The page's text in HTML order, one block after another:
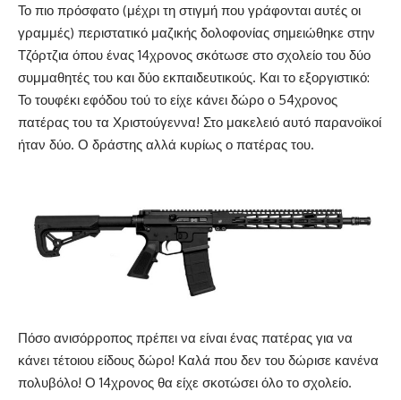
Το πιο πρόσφατο (μέχρι τη στιγμή που γράφονται αυτές οι
γραμμές) περιστατικό μαζικής δολοφονίας σημειώθηκε στην
Τζόρτζια όπου ένας 14χρονος σκότωσε στο σχολείο του δύο
συμμαθητές του και δύο εκπαιδευτικούς. Και το εξοργιστικό:
Το τουφέκι εφόδου τού το είχε κάνει δώρο ο 54χρονος
πατέρας του τα Χριστούγεννα! Στο μακελειό αυτό παρανοϊκοί
ήταν δύο. Ο δράστης αλλά κυρίως ο πατέρας του.
Πόσο ανισόρροπος πρέπει να είναι ένας πατέρας για να
κάνει τέτοιου είδους δώρο! Καλά που δεν του δώρισε κανένα
πολυβόλο! Ο 14χρονος θα είχε σκοτώσει όλο το σχολείο.